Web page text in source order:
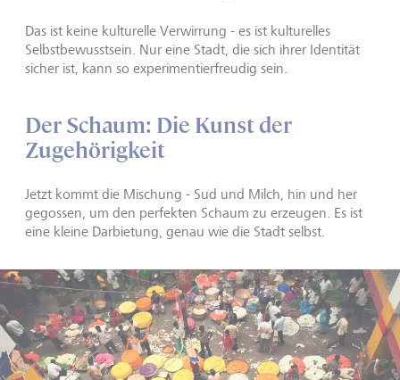
Das ist keine kulturelle Verwirrung - es ist kulturelles
Selbstbewusstsein. Nur eine Stadt, die sich ihrer Identität
sicher ist, kann so experimentierfreudig sein.
Der Schaum: Die Kunst der
Zugehörigkeit
Jetzt kommt die Mischung - Sud und Milch, hin und her
gegossen, um den perfekten Schaum zu erzeugen. Es ist
eine kleine Darbietung, genau wie die Stadt selbst.